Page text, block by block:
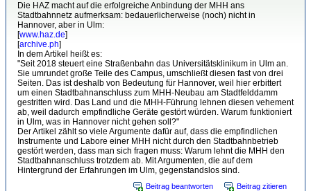
Die HAZ macht auf die erfolgreiche Anbindung der MHH ans
Stadtbahnnetz aufmerksam: bedauerlicherweise (noch) nicht in
Hannover, aber in Ulm:
[www.haz.de]
[archive.ph]
In dem Artikel heißt es:
"Seit 2018 steuert eine Straßenbahn das Universitätsklinikum in Ulm an.
Sie umrundet große Teile des Campus, umschließt diesen fast von drei
Seiten. Das ist deshalb von Bedeutung für Hannover, weil hier erbittert
um einen Stadtbahnanschluss zum MHH-Neubau am Stadtfelddamm
gestritten wird. Das Land und die MHH-Führung lehnen diesen vehement
ab, weil dadurch empfindliche Geräte gestört würden. Warum funktioniert
in Ulm, was in Hannover nicht gehen soll?"
Der Artikel zählt so viele Argumente dafür auf, dass die empfindlichen
Instrumente und Labore einer MHH nicht durch den Stadtbahnbetrieb
gestört werden, dass man sich fragen muss: Warum lehnt die MHH den
Stadtbahnanschluss trotzdem ab. Mit Argumenten, die auf dem
Hintergrund der Erfahrungen im Ulm, gegenstandslos sind.
Beitrag beantworten Beitrag zitieren